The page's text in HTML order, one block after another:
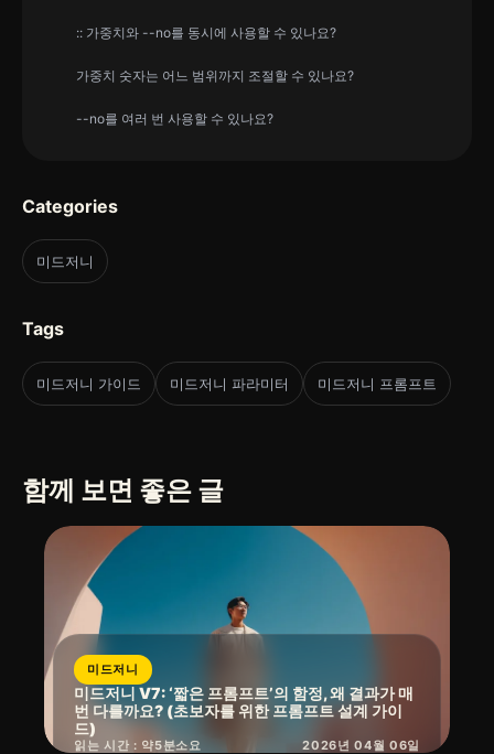
:: 가중치와 --no를 동시에 사용할 수 있나요?
가중치 숫자는 어느 범위까지 조절할 수 있나요?
--no를 여러 번 사용할 수 있나요?
Categories
미드저니
Tags
미드저니 가이드 미드저니 파라미터 미드저니 프롬프트
함께 보면 좋은 글
미드저니
미드저니 V7: ‘짧은 프롬프트’의 함정, 왜 결과가 매
번 다를까요? (초보자를 위한 프롬프트 설계 가이
드)
읽는 시간 : 약5분소요 2026년 04월 06일